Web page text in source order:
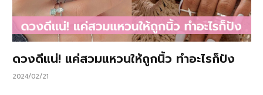
ดวงดีแน่! แค่สวมแหวนให้ถูกนิ้ว ทำอะไรก็ปัง
2024/02/21